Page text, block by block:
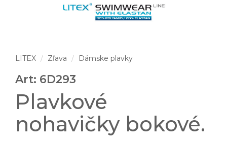
LITEX Zľava Dámske plavky
Art: 6D293
Plavkové
nohavičky bokové.